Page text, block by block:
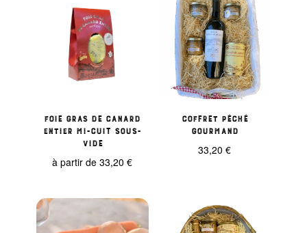
Foie gras de Canard
entier mi-cuit sous-
vide
à partir de33,20€
Coffret Péché
Gourmand
33,20€